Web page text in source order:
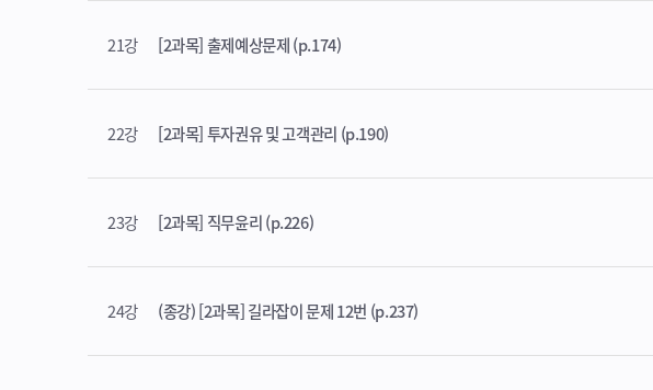
21강 [2과목] 출제예상문제 (p.174)
22강 [2과목] 투자권유 및 고객관리 (p.190)
23강 [2과목] 직무윤리 (p.226)
24강 (종강) [2과목] 길라잡이 문제 12번 (p.237)